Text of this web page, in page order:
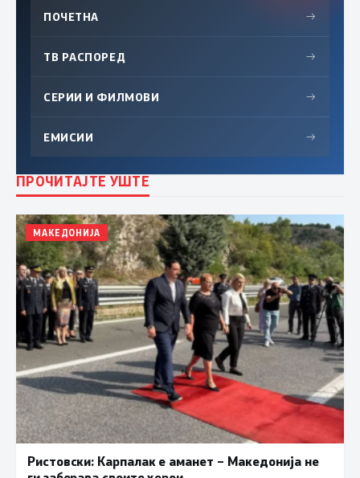
ПОЧЕТНА →
ТВ РАСПОРЕД →
СЕРИИ И ФИЛМОВИ →
ЕМИСИИ →
ПРОЧИТАЈТЕ УШТЕ
МАКЕДОНИЈА
Ристовски: Карпалак е аманет – Македонија не